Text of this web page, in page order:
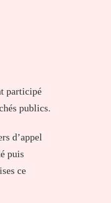
participé
publics.
d’appel
puis
ce